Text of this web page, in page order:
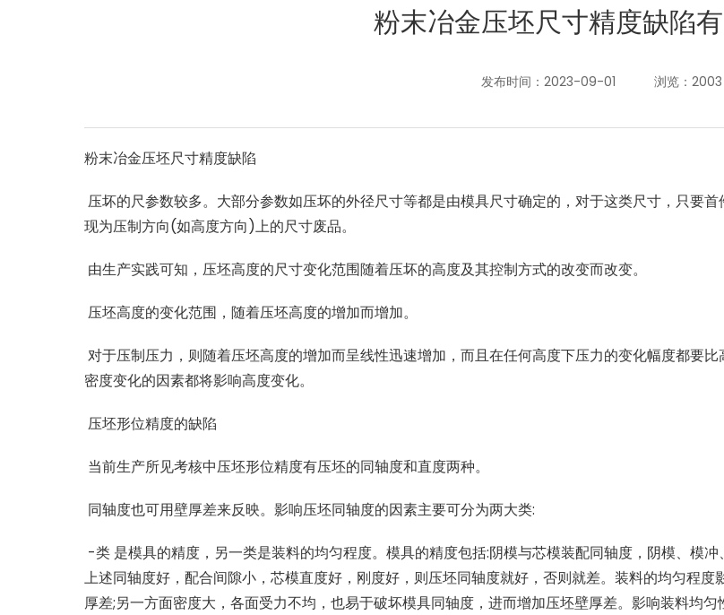
粉末冶金压坯尺寸精度缺陷
发布时间：2023-09-01 浏览：2003
粉末冶金压坯尺寸精度缺陷
压坏的尺参数较多。大部分参数如压坏的外径尺寸等都是由模具尺寸确定的，对于这类尺寸，只要
现为压制方向(如高度方向)上的尺寸废品。
由生产实践可知，压坯高度的尺寸变化范围随着压坏的高度及其控制方式的改变而改变。
压坯高度的变化范围，随着压坯高度的增加而增加。
对于压制压力，则随着压坯高度的增加而呈线性迅速增加，而且在任何高度下压力的变化幅度都要
密度变化的因素都将影响高度变化。
压坯形位精度的缺陷
当前生产所见考核中压坯形位精度有压坯的同轴度和直度两种。
同轴度也可用壁厚差来反映。影响压坯同轴度的因素主要可分为两大类:
-类 是模具的精度，另一类是装料的均匀程度。模具的精度包括:阴模与芯模装配同轴度，阴模、模
上述同轴度好，配合间隙小，芯模直度好，刚度好，则压坯同轴度就好，否则就差。装料的均匀程
厚差;另一方面密度大，各面受力不均，也易于破坏模具同轴度，进而增加压坯壁厚差。影响装料均